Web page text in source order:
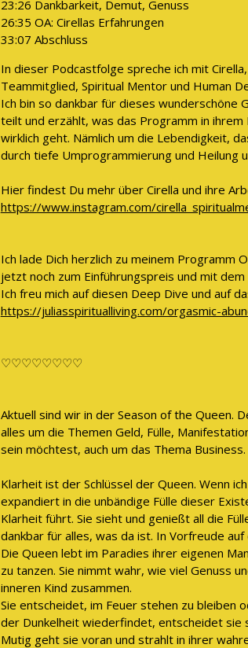
DAS verändert sich, wenn Du Deine
The WOMAN behind LUXURY GODDESS®
Wie Frau Sein für Dich purer Reichtum
The WOMAN behind LUXURY GODDESS®
Du brauchst mehr männliche Energie
DER energetische Shift, um 10.000€,
The WOMAN behind LUXURY GODDESS®
Warum Vertrauen aufbauen keine Zeit
Die Situation in Deutschland und wie
The WOMAN behind LUXURY GODDESS®
23:26 Dankbarkeit, Demut, Genuss
26:35 OA: Cirellas Erfahrungen
33:07 Abschluss
In dieser Podcastfolge spreche ich mit
Teammitglied, Spiritual Mentor und Human
Ich bin so dankbar für dieses wunderschöne
teilt und erzählt, was das Programm in
wirklich geht. Nämlich um die Lebendigkeit,
durch tiefe Umprogrammierung und Heilung
Hier findest Du mehr über Cirella und ihre
https://www.instagram.com/
Ich lade Dich herzlich zu meinem Programm
jetzt noch zum Einführungspreis und mit
Ich freu mich auf diesen Deep Dive und auf
https://juliasspiritualliving.com/orgasmic-
♡♡♡♡♡♡♡♡
Aktuell sind wir in der Season of the Queen.
alles um die Themen Geld, Fülle,
sein möchtest, auch um das Thema Business.
Klarheit ist der Schlüssel der Queen. Wenn
expandiert in die unbändige Fülle dieser
Klarheit führt. Sie sieht und genießt all die
dankbar für alles, was da ist. In Vorfreude
Die Queen lebt im Paradies ihrer eigenen
zu tanzen. Sie nimmt wahr, wie viel Genuss
inneren Kind zusammen.
Sie entscheidet, im Feuer stehen zu bleiben
der Dunkelheit wiederfindet, entscheidet sie
Mutig geht sie voran und strahlt in ihrer